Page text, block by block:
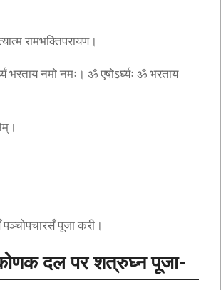
रामभक्तिपरायण।
भरताय नमो नमः। ॐ एषोऽर्घ्यः ॐ भरताय
पूजा करी।
दल पर शत्रुघ्न पूजा-